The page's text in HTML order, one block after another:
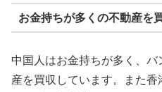
お金持ちが多くの不動産を
中国人はお金持ちが多く、
産を買収しています。また